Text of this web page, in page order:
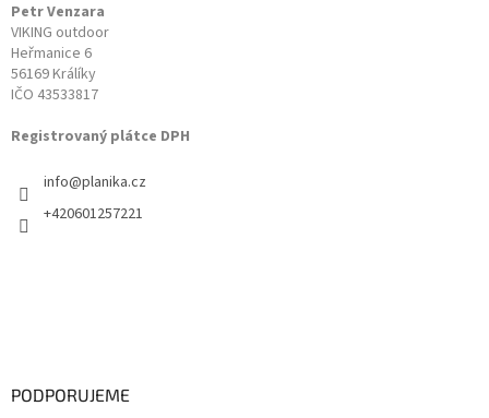
Petr Venzara
VIKING outdoor
Heřmanice 6
56169 Králíky
IČO 43533817
Registrovaný plátce DPH
info@planika.cz
+420601257221
PODPORUJEME